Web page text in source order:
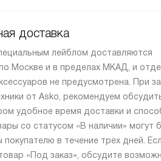
доставка
лейблом доставляются
Москве и в пределах МКАД, и
не предусмотрена. При
от Asko, рекомендуем
удобное время доставки и
со статусом «В наличии» могут
покупателю в течение трех дней.
«Под заказ», обсудите